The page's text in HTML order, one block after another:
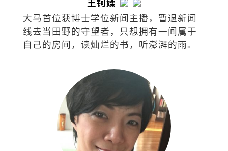
大马首位获博士学位新闻主播，暂退新闻
线去当田野的守望者，只想拥有一间属于
自己的房间，读灿烂的书，听澎湃的雨。